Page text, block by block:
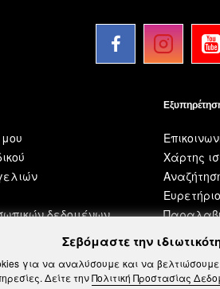
δεδομένων
Χάρτης
Σεβόμαστε την
για να αναλύσουμε και να
Δείτε τηνΠολιτική Προστασίας